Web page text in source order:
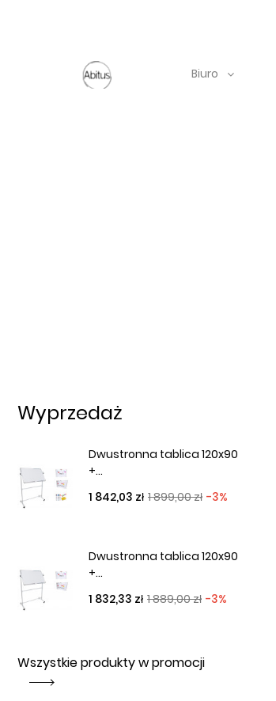
Biuro
Wyprzedaż
Dwustronna tablica 120x90
+...
Cena podstawowa
1 899,00 zł -3%
Cena
1 842,03 zł
Dwustronna tablica 120x90
+...
Cena podstawowa
1 889,00 zł -3%
Cena
1 832,33 zł
Wszystkie produkty w promocji